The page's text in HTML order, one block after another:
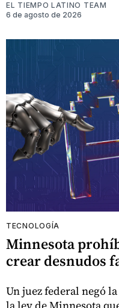
EL TIEMPO LATINO TEAM
6 de agosto de 2026
TECNOLOGÍA
Minnesota
crear desnudos
Un juez federal negó
la ley de Minnesota